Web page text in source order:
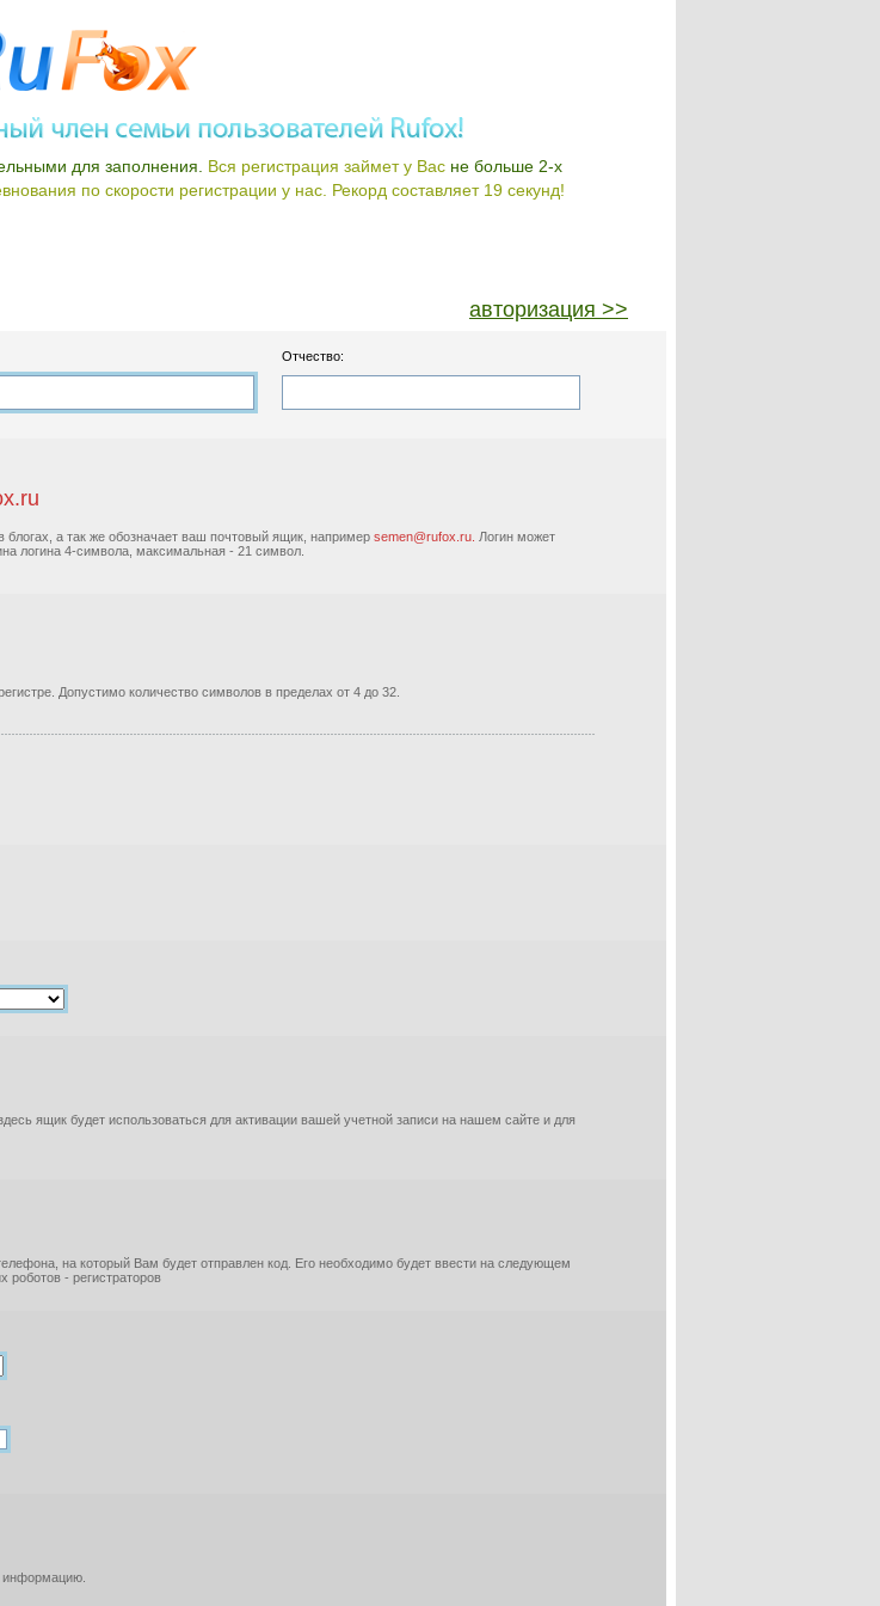
для заполнения. Вся регистрация займет у Вас не больше 2-х
по скорости регистрации у нас. Рекорд составляет 19 секунд!
авторизация >>
Отчество:
а так же обозначает ваш почтовый ящик, например semen@rufox.ru. Логин может
логина 4-символа, максимальная - 21 символ.
Допустимо количество символов в пределах от 4 до 32.
ящик будет использоваться для активации вашей учетной записи на нашем сайте и для
на который Вам будет отправлен код. Его необходимо будет ввести на следующем
роботов - регистраторов
информацию.